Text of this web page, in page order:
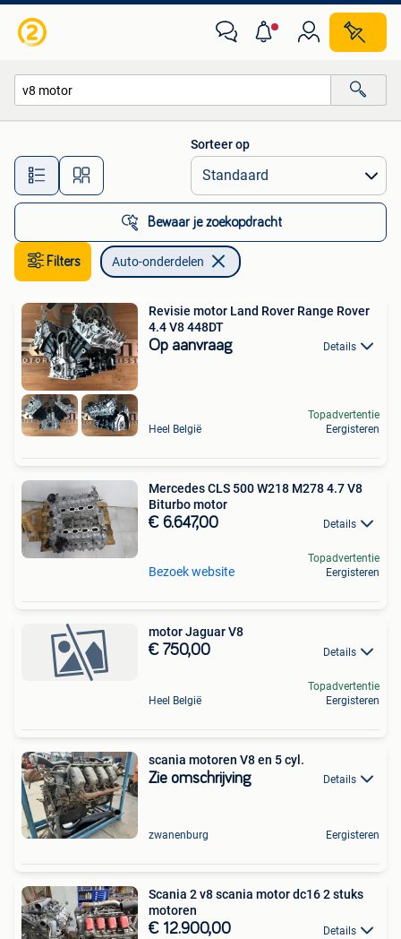
Alle afstanden…
Sorteer op
Bewaar je zoekopdracht
Filters Auto-onderdelen
Revisie motor Land Rover Range Rover
4.4 V8 448DT
Op aanvraag Details
Heel België
Topadvertentie
Eergisteren
Mercedes CLS 500 W218 M278 4.7 V8
Biturbo motor
€ 6.647,00 Details
Bezoek website
Topadvertentie
Eergisteren
motor Jaguar V8
€ 750,00 Details
Heel België
Topadvertentie
Eergisteren
scania motoren V8 en 5 cyl.
Zie omschrijving Details
zwanenburg Eergisteren
Scania 2 v8 scania motor dc16 2 stuks
motoren
€ 12.900,00 Details